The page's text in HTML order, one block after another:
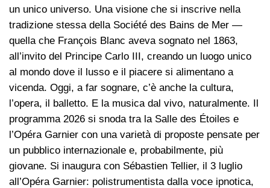
un unico universo. Una visione che si inscrive nella
tradizione stessa della Société des Bains de Mer —
quella che François Blanc aveva sognato nel 1863,
all’invito del Principe Carlo III, creando un luogo unico
al mondo dove il lusso e il piacere si alimentano a
vicenda. Oggi, a far sognare, c’è anche la cultura,
l’opera, il balletto. E la musica dal vivo, naturalmente. Il
programma 2026 si snoda tra la Salle des Étoiles e
l’Opéra Garnier con una varietà di proposte pensate per
un pubblico internazionale e, probabilmente, più
giovane. Si inaugura con Sébastien Tellier, il 3 luglio
all’Opéra Garnier: polistrumentista dalla voce ipnotica,